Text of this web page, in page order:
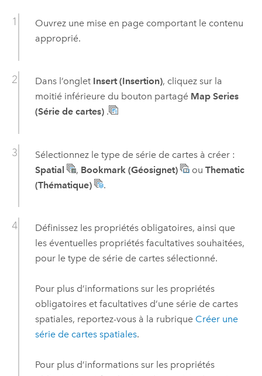
Ouvrez une mise en page comportant le contenu
approprié.
Dans l’onglet Insert (Insertion), cliquez sur la
moitié inférieure du bouton partagé Map Series
(Série de cartes).
Sélectionnez le type de série de cartes à créer :
Spatial
, Bookmark (Géosignet) ou Thematic
(Thématique)
.
Définissez les propriétés obligatoires, ainsi que
les éventuelles propriétés facultatives souhaitées,
pour le type de série de cartes sélectionné.
Pour plus d’informations sur les propriétés
obligatoires et facultatives d’une série de cartes
spatiales, reportez-vous à la rubrique Créer une
série de cartes spatiales.
Pour plus d’informations sur les propriétés